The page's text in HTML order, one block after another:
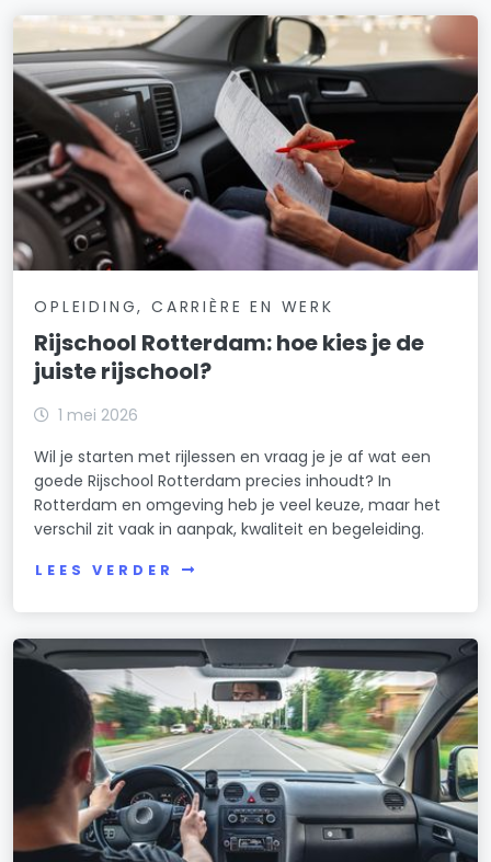
OPLEIDING, CARRIÈRE EN WERK
Rijschool Rotterdam: hoe kies je de
juiste rijschool?
1 mei 2026
Wil je starten met rijlessen en vraag je je af wat een
goede Rijschool Rotterdam precies inhoudt? In
Rotterdam en omgeving heb je veel keuze, maar het
verschil zit vaak in aanpak, kwaliteit en begeleiding.
LEES VERDER